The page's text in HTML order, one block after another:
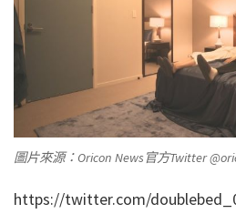
圖片來源：Oricon News官方Twitter
https://twitter.com/